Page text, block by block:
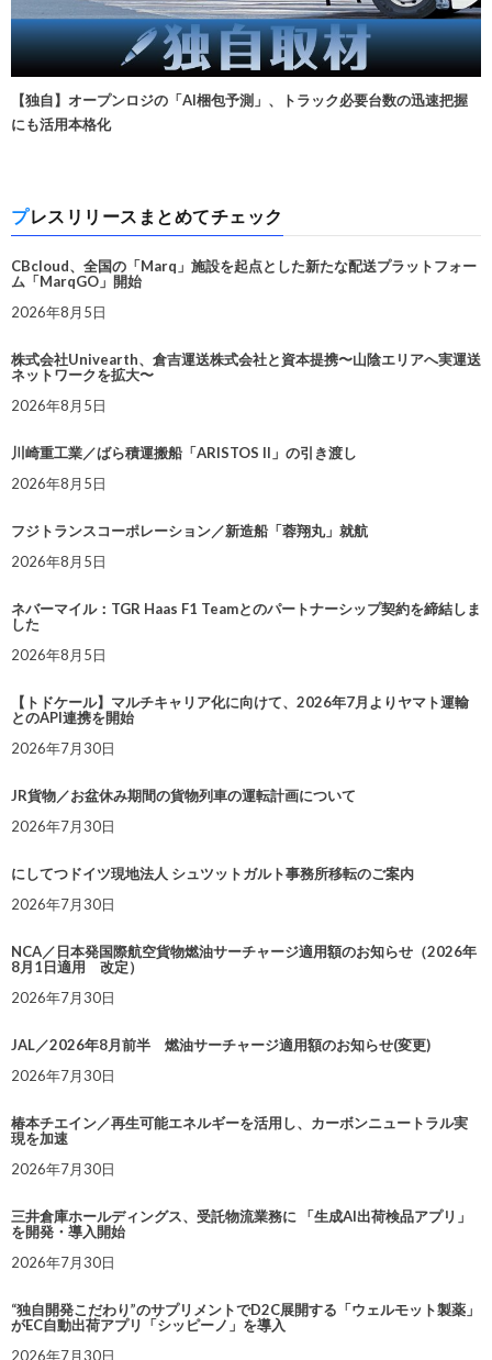
【独自】オープンロジの「AI梱包予測」、トラック必要台数の迅速把握
にも活用本格化
プレスリリースまとめてチェック
CBcloud、全国の「Marq」施設を起点とした新たな配送プラットフォー
ム「MarqGO」開始
2026年8月5日
株式会社Univearth、倉吉運送株式会社と資本提携〜山陰エリアへ実運送
ネットワークを拡大〜
2026年8月5日
川崎重工業／ばら積運搬船「ARISTOS II」の引き渡し
2026年8月5日
フジトランスコーポレーション／新造船「蓉翔丸」就航
2026年8月5日
ネバーマイル：TGR Haas F1 Teamとのパートナーシップ契約を締結しま
した
2026年8月5日
【トドケール】マルチキャリア化に向けて、2026年7月よりヤマト運輸
とのAPI連携を開始
2026年7月30日
JR貨物／お盆休み期間の貨物列車の運転計画について
2026年7月30日
にしてつドイツ現地法人 シュツットガルト事務所移転のご案内
2026年7月30日
NCA／日本発国際航空貨物燃油サーチャージ適用額のお知らせ（2026年
8月1日適用 改定）
2026年7月30日
JAL／2026年8月前半 燃油サーチャージ適用額のお知らせ(変更)
2026年7月30日
椿本チエイン／再生可能エネルギーを活用し、カーボンニュートラル実
現を加速
2026年7月30日
三井倉庫ホールディングス、受託物流業務に 「生成AI出荷検品アプリ」
を開発・導入開始
2026年7月30日
“独自開発こだわり”のサプリメントでD2C展開する「ウェルモット製薬」
がEC自動出荷アプリ「シッピーノ」を導入
2026年7月30日